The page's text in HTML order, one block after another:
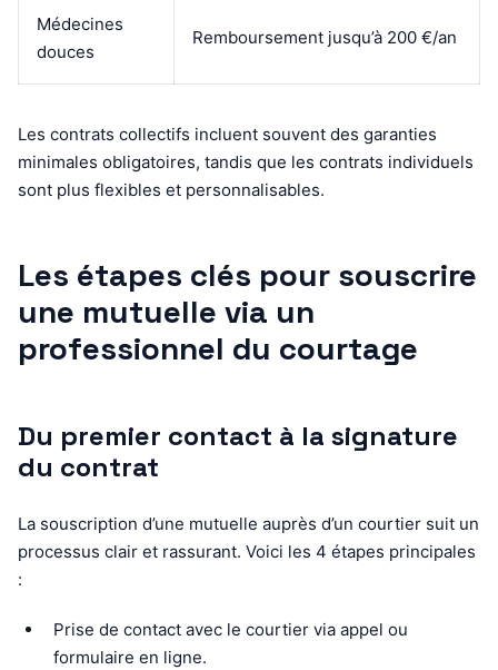
Médecines
douces
Remboursement jusqu’à 200 €/an
Les contrats collectifs incluent souvent des garanties
minimales obligatoires, tandis que les contrats individuels
sont plus flexibles et personnalisables.
Les étapes clés pour souscrire
une mutuelle via un
professionnel du courtage
Du premier contact à la signature
du contrat
La souscription d’une mutuelle auprès d’un courtier suit un
processus clair et rassurant. Voici les 4 étapes principales
:
Prise de contact avec le courtier via appel ou
formulaire en ligne.